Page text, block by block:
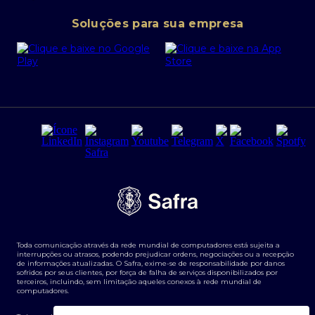
Portal da Privacidade
PRSAC
Regras e Parâmetros de Atuação Banco Safra
Segurança da Informação
Tarifas e serviços Pessoa Física
Transparência de remuneração
Termos e Condições para Portabilidade de Investimento
Cartão Safra Empresas
Empréstimo e financiamentos PJ
Derivativos
Agronegócios
Soluções para sua empresa
Toda comunicação através da rede mundial de computadores está sujeita a
interrupções ou atrasos, podendo prejudicar ordens, negociações ou a recepção
de informações atualizadas. O Safra, exime-se de responsabilidade por danos
sofridos por seus clientes, por força de falha de serviços disponibilizados por
terceiros, incluindo, sem limitação aqueles conexos à rede mundial de
computadores.